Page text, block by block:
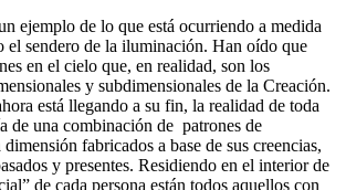
ejemplo de lo que está ocurriendo a medida
el sendero de la iluminación. Han oído que
en el cielo que, en realidad, son los
y subdimensionales de la Creación.
está llegando a su fin, la realidad de toda
de una combinación de patrones de
fabricados a base de sus creencias,
y presentes. Residiendo en el interior de
de cada persona están todos aquellos con